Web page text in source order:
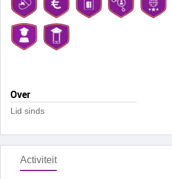
Over
Lid sinds
Activiteit